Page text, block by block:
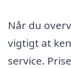
Når du
vigtigt at
service.